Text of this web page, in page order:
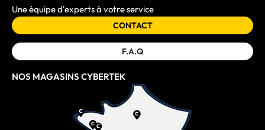
Une équipe d'experts à votre service
CONTACT
F.A.Q
NOS MAGASINS CYBERTEK